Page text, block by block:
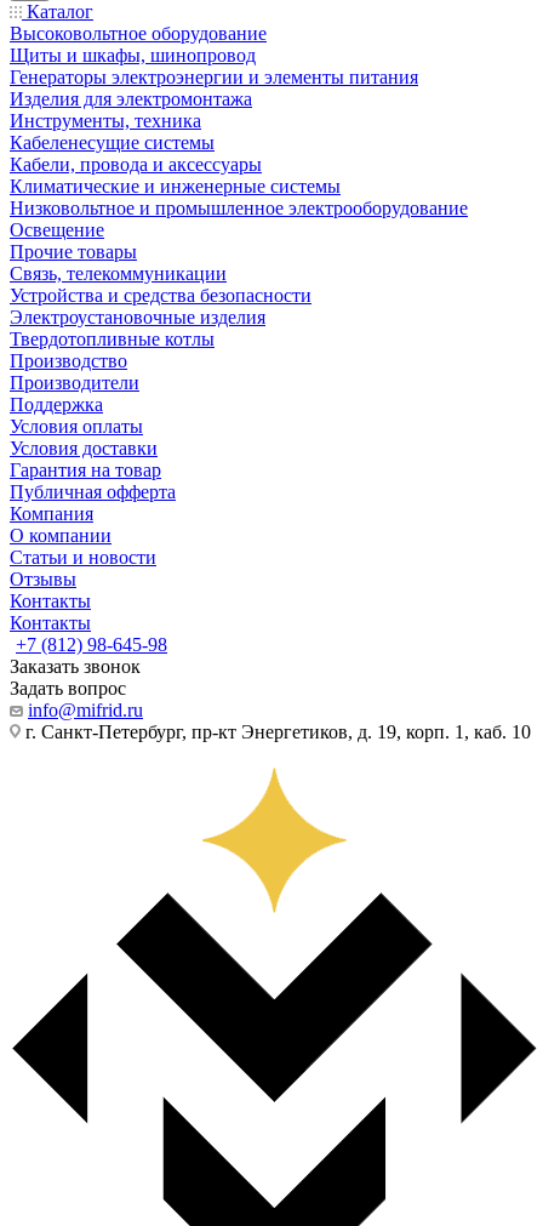
Каталог
Высоковольтное оборудование
Щиты и шкафы, шинопровод
Генераторы электроэнергии и элементы питания
Изделия для электромонтажа
Инструменты, техника
Кабеленесущие системы
Кабели, провода и аксессуары
Климатические и инженерные системы
Низковольтное и промышленное электрооборудование
Освещение
Прочие товары
Связь, телекоммуникации
Устройства и средства безопасности
Электроустановочные изделия
Твердотопливные котлы
Производство
Производители
Поддержка
Условия оплаты
Условия доставки
Гарантия на товар
Публичная офферта
Компания
О компании
Статьи и новости
Отзывы
Контакты
Контакты
+7 (812) 98-645-98
Заказать звонок
Задать вопрос
info@mifrid.ru
г. Санкт-Петербург, пр-кт Энергетиков, д. 19, корп. 1, каб. 10